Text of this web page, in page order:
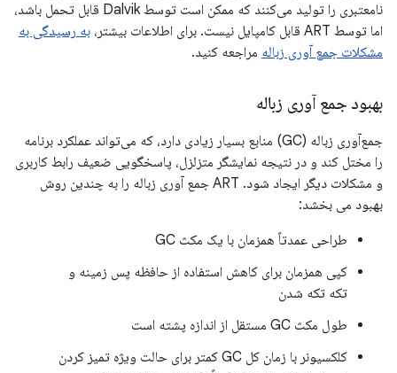
نامعتبری را تولید می‌کنند که ممکن است توسط Dalvik قابل تحمل باشد،
اما توسط ART قابل کامپایل نیست. برای اطلاعات بیشتر،
به رسیدگی به
مشکلات جمع آوری زباله مراجعه کنید.
بهبود جمع آوری زباله
جمع‌آوری زباله (GC) منابع بسیار زیادی دارد، که می‌تواند عملکرد برنامه
را مختل کند و در نتیجه نمایشگر متزلزل، پاسخگویی ضعیف رابط کاربری
و مشکلات دیگر ایجاد شود. ART جمع آوری زباله را به چندین روش
بهبود می بخشد:
طراحی عمدتاً همزمان با یک مکث GC
کپی همزمان برای کاهش استفاده از حافظه پس زمینه و
تکه تکه شدن
طول مکث GC مستقل از اندازه پشته است
کلکسیونر با زمان کل GC کمتر برای حالت ویژه تمیز کردن